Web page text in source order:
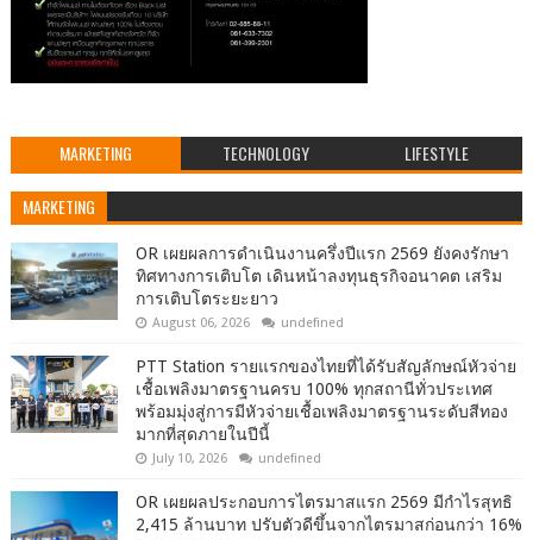
MARKETING TECHNOLOGY LIFESTYLE
MARKETING
OR เผยผลการดำเนินงานครึ่งปีแรก 2569 ยังคงรักษา
ทิศทางการเติบโต เดินหน้าลงทุนธุรกิจอนาคต เสริม
การเติบโตระยะยาว
August 06, 2026 undefined
PTT Station รายแรกของไทยที่ได้รับสัญลักษณ์หัวจ่าย
เชื้อเพลิงมาตรฐานครบ 100% ทุกสถานีทั่วประเทศ
พร้อมมุ่งสู่การมีหัวจ่ายเชื้อเพลิงมาตรฐานระดับสีทอง
มากที่สุดภายในปีนี้
July 10, 2026 undefined
OR เผยผลประกอบการไตรมาสแรก 2569 มีกำไรสุทธิ
2,415 ล้านบาท ปรับตัวดีขึ้นจากไตรมาสก่อนกว่า 16%